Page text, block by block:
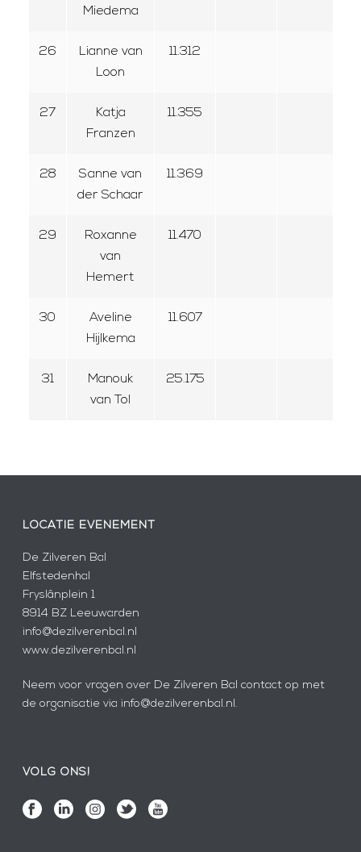
Miedema
26
Lianne van
Loon
11.312
27
Katja
Franzen
11.355
28
Sanne van
der Schaar
11.369
29
Roxanne
van
Hemert
11.470
30
Aveline
Hijlkema
11.607
31
Manouk
van Tol
25.175
LOCATIE EVENEMENT
De Zilveren Bal
Elfstedenhal
Fryslânplein 1
8914 BZ Leeuwarden
info@dezilverenbal.nl
www.dezilverenbal.nl
Neem voor vragen over De Zilveren Bal contact op met
de organisatie via info@dezilverenbal.nl.
VOLG ONS!